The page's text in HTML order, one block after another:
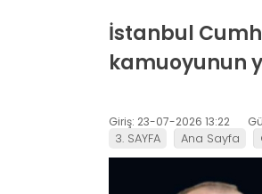
İstanbul
kamuoyunun
Giriş: 23-07-2026 13:22
3. SAYFA Ana Sayfa